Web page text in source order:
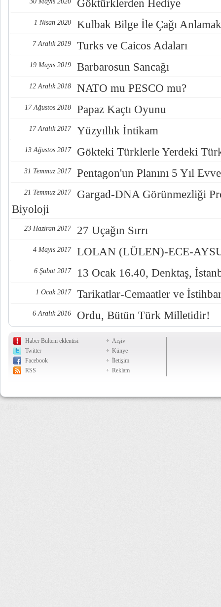
Göktürklerden Hediye
1 Nisan 2020 Kulbak Bilge İle Çağı Anlamak
7 Aralık 2019 Turks ve Caicos Adaları
19 Mayıs 2019 Barbarosun Sancağı
12 Aralık 2018 NATO mu PESCO mu?
17 Ağustos 2018 Papaz Kaçtı Oyunu
17 Aralık 2017 Yüzyıllık İntikam
13 Ağustos 2017 Gökteki Türklerle Yerdeki
31 Temmuz 2017 Pentagon'un Planını 5 Yıl
21 Temmuz 2017
Gargad-DNA Görünmezliği
Biyoloji
23 Haziran 2017 27 Uçağın Sırrı
4 Mayıs 2017 LOLAN (LÜLEN)-ECE-
6 Şubat 2017 13 Ocak 16.40, Denktaş,
1 Ocak 2017 Tarikatlar-Cemaatler ve
6 Aralık 2016 Ordu, Bütün Türk Milletidir!
Haber Bülteni eklentisi
Twitter
Facebook
RSS
Arşiv
Künye
İletişim
Reklam